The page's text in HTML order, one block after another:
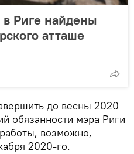
Риге найдены
атташе
до весны 2020
обязанности мэра Риги
возможно,
2020-го.